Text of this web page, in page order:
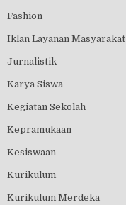
Fashion
Iklan Layanan Masyarakat
Jurnalistik
Karya Siswa
Kegiatan Sekolah
Kepramukaan
Kesiswaan
Kurikulum
Kurikulum Merdeka